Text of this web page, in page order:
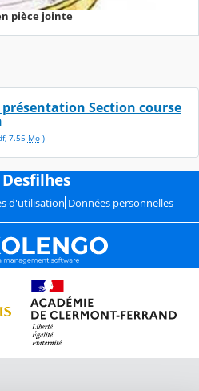
pièce jointe
Section course
, 7.55 Mo)
d'utilisation Données personnelles